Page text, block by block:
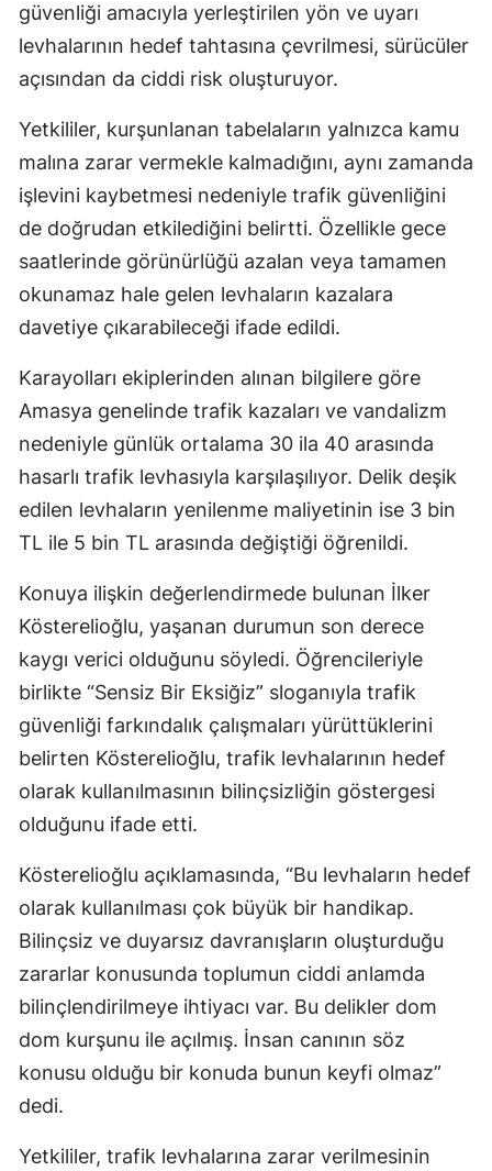
güvenliği amacıyla yerleştirilen yön ve uyarı
levhalarının hedef tahtasına çevrilmesi, sürücüler
açısından da ciddi risk oluşturuyor.
Yetkililer, kurşunlanan tabelaların yalnızca kamu
malına zarar vermekle kalmadığını, aynı zamanda
işlevini kaybetmesi nedeniyle trafik güvenliğini
de doğrudan etkilediğini belirtti. Özellikle gece
saatlerinde görünürlüğü azalan veya tamamen
okunamaz hale gelen levhaların kazalara
davetiye çıkarabileceği ifade edildi.
Karayolları ekiplerinden alınan bilgilere göre
Amasya genelinde trafik kazaları ve vandalizm
nedeniyle günlük ortalama 30 ila 40 arasında
hasarlı trafik levhasıyla karşılaşılıyor. Delik deşik
edilen levhaların yenilenme maliyetinin ise 3 bin
TL ile 5 bin TL arasında değiştiği öğrenildi.
Konuya ilişkin değerlendirmede bulunan İlker
Kösterelioğlu, yaşanan durumun son derece
kaygı verici olduğunu söyledi. Öğrencileriyle
birlikte “Sensiz Bir Eksiğiz” sloganıyla trafik
güvenliği farkındalık çalışmaları yürüttüklerini
belirten Kösterelioğlu, trafik levhalarının hedef
olarak kullanılmasının bilinçsizliğin göstergesi
olduğunu ifade etti.
Kösterelioğlu açıklamasında, “Bu levhaların hedef
olarak kullanılması çok büyük bir handikap.
Bilinçsiz ve duyarsız davranışların oluşturduğu
zararlar konusunda toplumun ciddi anlamda
bilinçlendirilmeye ihtiyacı var. Bu delikler dom
dom kurşunu ile açılmış. İnsan canının söz
konusu olduğu bir konuda bunun keyfi olmaz”
dedi.
Yetkililer, trafik levhalarına zarar verilmesinin